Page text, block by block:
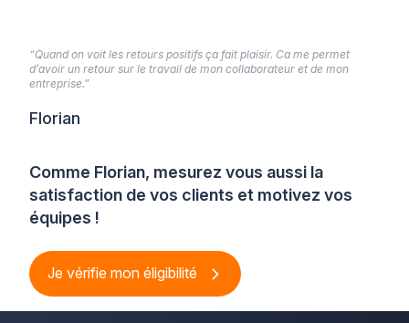
Comme Florian, mesurez vous aussi la
satisfaction de vos clients et motivez vos
équipes !
Je vérifie mon éligibilité
“Quand on voit les retours positifs ça fait plaisir. Ca me permet
d’avoir un retour sur le travail de mon collaborateur et de mon
entreprise.”
Florian